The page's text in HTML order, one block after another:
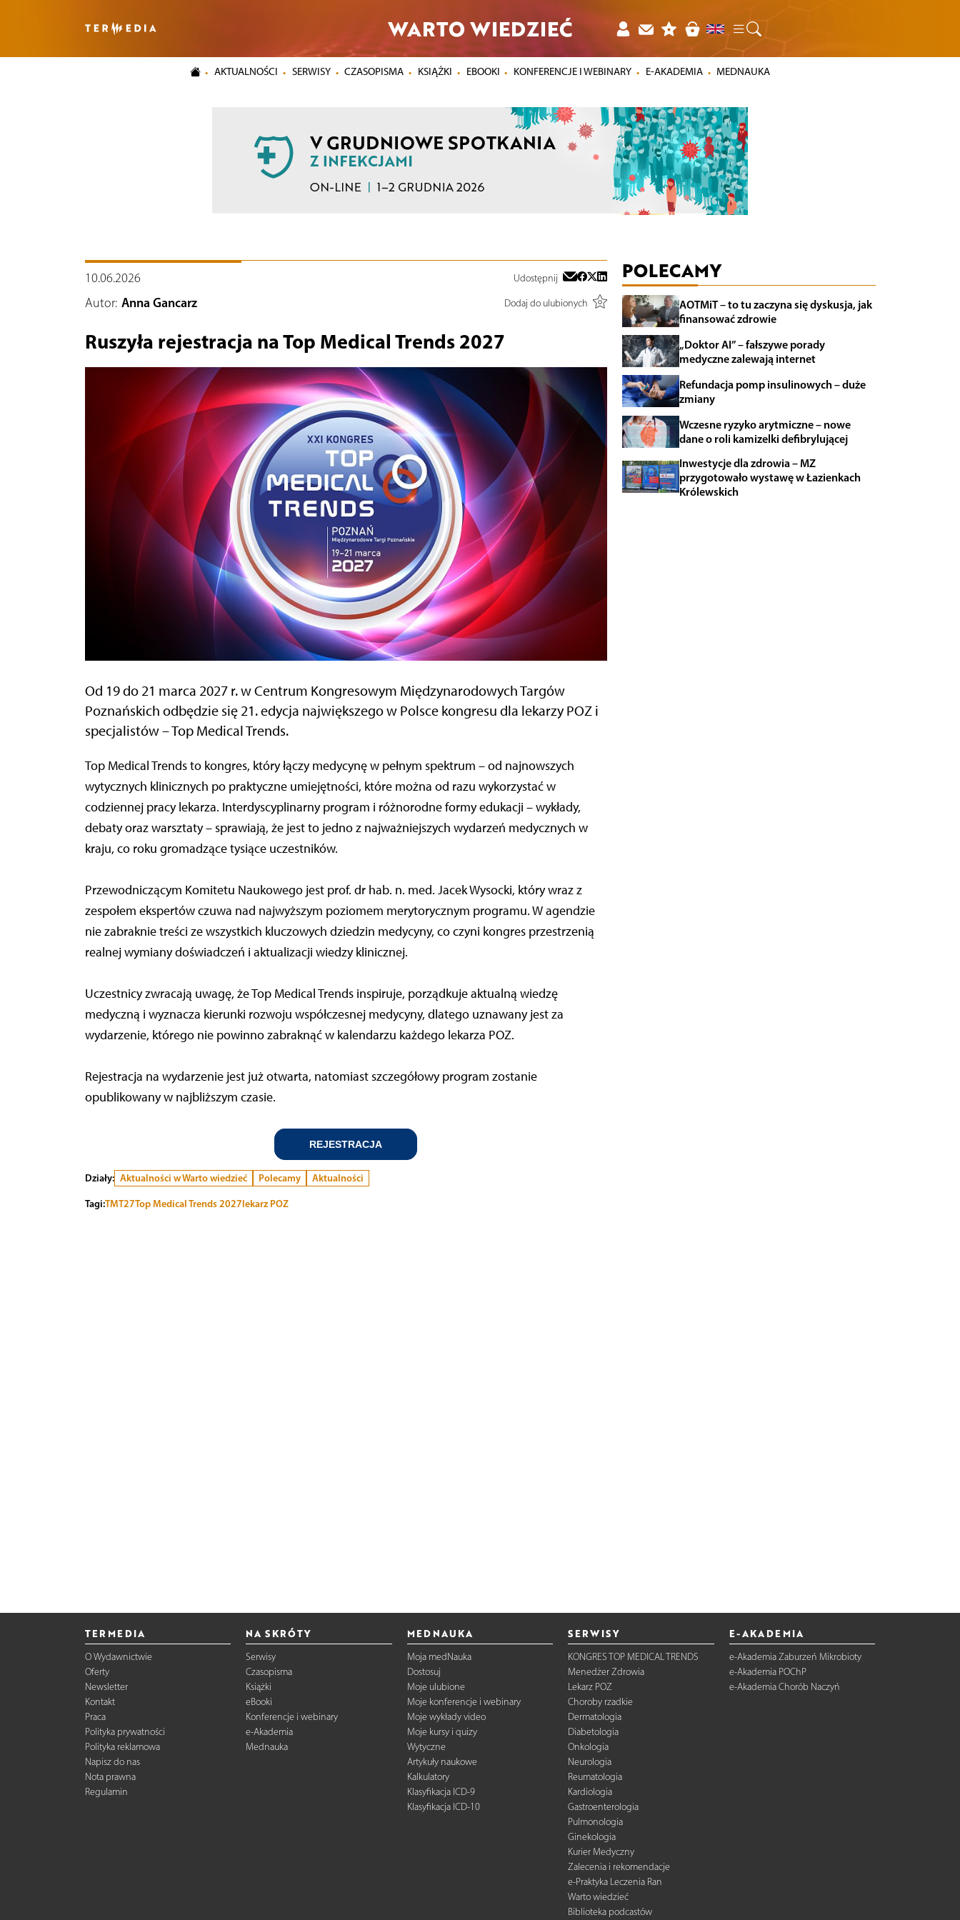
WARTO WIEDZIEĆ
AKTUALNOŚCI SERWISY CZASOPISMA KSIĄŻKI EBOOKI KONFERENCJE I WEBINARY E-AKADEMIA MEDNAUKA
10.06.2026 Udostępnij
Autor: Anna Gancarz Dodaj do ulubionych
Ruszyła rejestracja na Top Medical Trends 2027
Od 19 do 21 marca 2027 r. w Centrum Kongresowym Międzynarodowych Targów
Poznańskich odbędzie się 21. edycja największego w Polsce kongresu dla lekarzy POZ i
specjalistów – Top Medical Trends.
Top Medical Trends to kongres, który łączy medycynę w pełnym spektrum – od najnowszych
wytycznych klinicznych po praktyczne umiejętności, które można od razu wykorzystać w
codziennej pracy lekarza. Interdyscyplinarny program i różnorodne formy edukacji – wykłady,
debaty oraz warsztaty – sprawiają, że jest to jedno z najważniejszych wydarzeń medycznych w
kraju, co roku gromadzące tysiące uczestników.
Przewodniczącym Komitetu Naukowego jest prof. dr hab. n. med. Jacek Wysocki, który wraz z
zespołem ekspertów czuwa nad najwyższym poziomem merytorycznym programu. W agendzie
nie zabraknie treści ze wszystkich kluczowych dziedzin medycyny, co czyni kongres przestrzenią
realnej wymiany doświadczeń i aktualizacji wiedzy klinicznej.
Uczestnicy zwracają uwagę, że Top Medical Trends inspiruje, porządkuje aktualną wiedzę
medyczną i wyznacza kierunki rozwoju współczesnej medycyny, dlatego uznawany jest za
wydarzenie, którego nie powinno zabraknąć w kalendarzu każdego lekarza POZ.
Rejestracja na wydarzenie jest już otwarta, natomiast szczegółowy program zostanie
opublikowany w najbliższym czasie.
REJESTRACJA
Działy: Aktualności w Warto wiedzieć Polecamy
Aktualności
Tagi:TMT27Top Medical Trends 2027lekarz POZ
POLECAMY
AOTMiT – to tu zaczyna się dyskusja, jak
finansować zdrowie
„Doktor AI” – fałszywe porady
medyczne zalewają internet
Refundacja pomp insulinowych – duże
zmiany
Wczesne ryzyko arytmiczne – nowe
dane o roli kamizelki defibrylującej
Inwestycje dla zdrowia – MZ
przygotowało wystawę w Łazienkach
Królewskich
TERMEDIA
O Wydawnictwie
Oferty
Newsletter
Kontakt
Praca
Polityka prywatności
Polityka reklamowa
Napisz do nas
Nota prawna
Regulamin
NA SKRÓTY
Serwisy
Czasopisma
Książki
eBooki
Konferencje i webinary
e-Akademia
Mednauka
MEDNAUKA
Moja medNauka
Dostosuj
Moje ulubione
Moje konferencje i webinary
Moje wykłady video
Moje kursy i quizy
Wytyczne
Artykuły naukowe
Kalkulatory
Klasyfikacja ICD-9
Klasyfikacja ICD-10
SERWISY
KONGRES TOP MEDICAL TRENDS
Menedżer Zdrowia
Lekarz POZ
Choroby rzadkie
Dermatologia
Diabetologia
Onkologia
Neurologia
Reumatologia
Kardiologia
Gastroenterologia
Pulmonologia
Ginekologia
Kurier Medyczny
Zalecenia i rekomendacje
e-Praktyka Leczenia Ran
Warto wiedzieć
Biblioteka podcastów
E-AKADEMIA
e-Akademia Zaburzeń Mikrobioty
e-Akademia POChP
e-Akademia Chorób Naczyń